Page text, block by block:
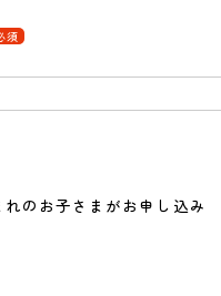
須
のお子さまがお申し込み